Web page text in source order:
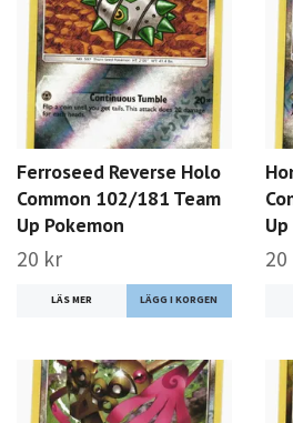
Ferroseed Reverse Holo
Common 102/181 Team
Up Pokemon
20 kr
LÄS MER